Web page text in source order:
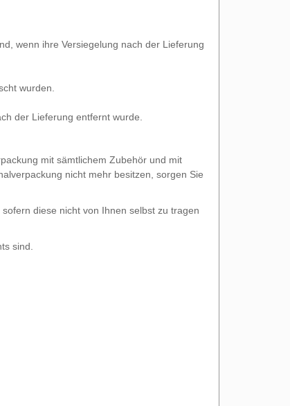
wenn ihre Versiegelung nach der Lieferung
wurden.
der Lieferung entfernt wurde.
mit sämtlichem Zubehör und mit
nicht mehr besitzen, sorgen Sie
diese nicht von Ihnen selbst zu tragen
sind.